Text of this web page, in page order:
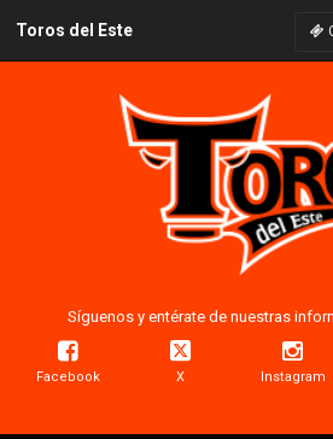
Toros del Este
Síguenos y entérate de nuestras
Facebook X Instagram